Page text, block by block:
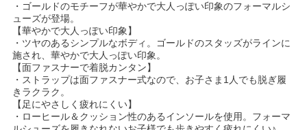
・ゴールドのモチーフが華やかで大人っぽい印象のフォーマルシ
ューズが登場。
【華やかで大人っぽい印象】
・ツヤのあるシンプルなボディ。ゴールドのスタッズがラインに
施され、華やかで大人っぽい印象。
【面ファスナーで着脱カンタン】
・ストラップは面ファスナー式なので、お子さま1人でも脱ぎ履
きラクラク。
【足にやさしく疲れにくい】
・ローヒール＆クッション性のあるインソールを使用。フォーマ